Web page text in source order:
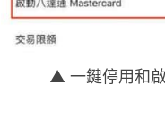
▲ 一鍵停用和